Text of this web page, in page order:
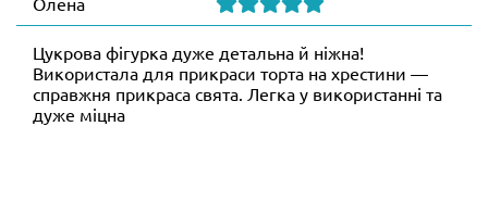
Цукрова фігурка дуже детальна й ніжна!
Використала для прикраси торта на хрестини —
справжня прикраса свята. Легка у використанні та
дуже міцна